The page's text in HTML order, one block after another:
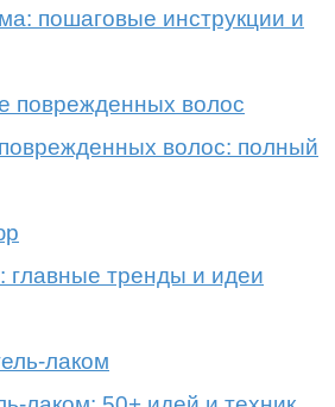
пошаговые инструкции и
волос: полный
тренды и идеи